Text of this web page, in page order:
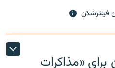
فیلترشکن
برای «مذاکرات